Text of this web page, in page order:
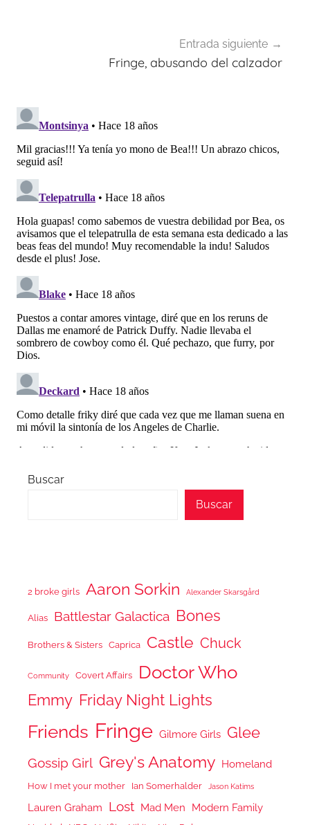
Entrada siguiente
Fringe, abusando del calzador
Buscar
Buscar
2 broke girls Aaron Sorkin Alexander Skarsgård
Alias Battlestar Galactica Bones
Brothers & Sisters Caprica Castle Chuck
Community Covert Affairs Doctor Who
Emmy Friday Night Lights
Friends Fringe Gilmore Girls Glee
Gossip Girl Grey's Anatomy Homeland
How I met your mother Ian Somerhalder Jason Katims
Lauren Graham Lost Mad Men Modern Family